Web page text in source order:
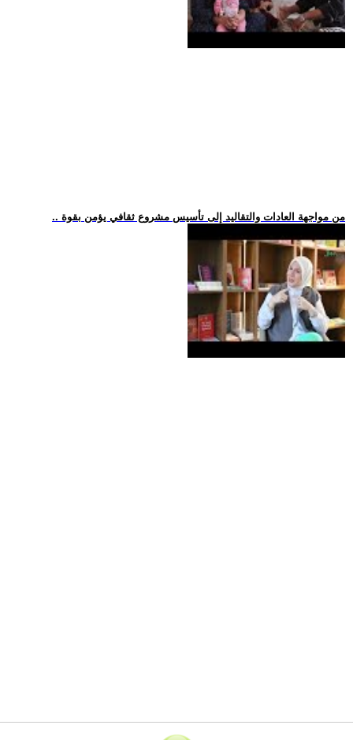
.. من مواجهة العادات والتقاليد إلى تأسيس مشروع ثقافي يؤمن بقوة